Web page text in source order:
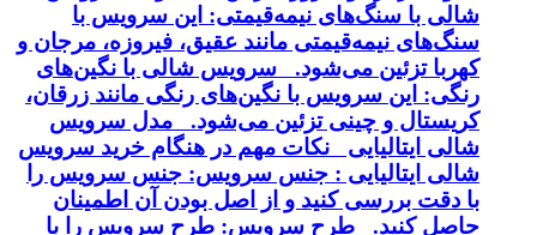
شالی با سنگ‌های نیمه‌قیمتی: این سرویس با
سنگ‌های نیمه‌قیمتی مانند عقیق، فیروزه، مرجان و
کهربا تزئین می‌شود. سرویس شالی با نگین‌های
رنگی: این سرویس با نگین‌های رنگی مانند زرقان،
کریستال و چینی تزئین می‌شود. مدل سرویس
شالی ایتالیایی نکات مهم در هنگام خرید سرویس
شالی ایتالیایی : جنس سرویس: جنس سرویس را
با دقت بررسی کنید و از اصل بودن آن اطمینان
حاصل کنید. طرح سرویس: طرح سرویس را با